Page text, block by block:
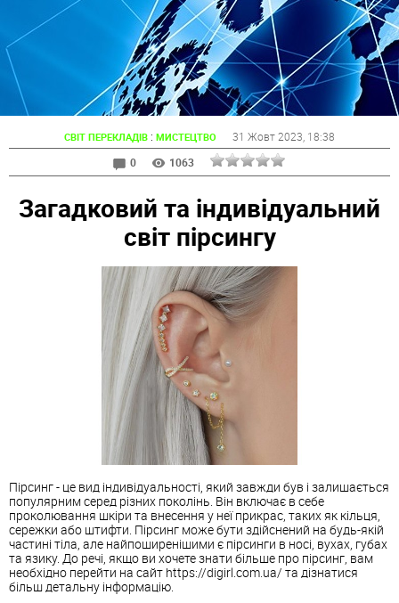
СВІТ ПЕРЕКЛАДІВ : МИСТЕЦТВО 31 Жовт 2023 , 18:38
0
1063
Загадковий та індивідуальний
світ пірсингу
Пірсинг - це вид індивідуальності, який завжди був і залишається
популярним серед різних поколінь. Він включає в себе
проколювання шкіри та внесення у неї прикрас, таких як кільця,
сережки або штифти. Пірсинг може бути здійснений на будь-якій
частині тіла, але найпоширенішими є пірсинги в носі, вухах, губах
та язику. До речі, якщо ви хочете знати більше про пірсинг, вам
необхідно перейти на сайт https://digirl.com.ua/ та дізнатися
більш детальну інформацію.